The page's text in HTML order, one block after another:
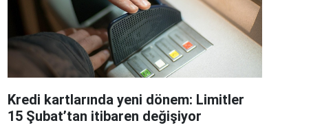
Kredi kartlarında yeni dönem: Limitler
15 Şubat’tan itibaren değişiyor